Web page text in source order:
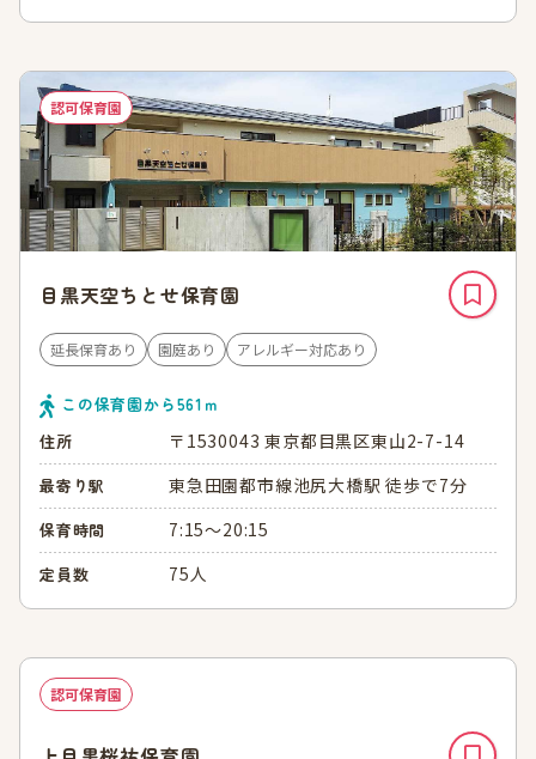
認可保育園
目黒天空ちとせ保育園
延長保育あり 園庭あり アレルギー対応あり
この保育園から561 ｍ
住所
〒1530043 東京都目黒区東山2-7-14
最寄り駅 東急田園都市線池尻大橋駅 徒歩で7分
保育時間 7:15～20:15
定員数 75人
認可保育園